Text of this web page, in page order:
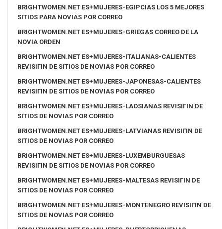
BRIGHTWOMEN.NET ES+MUJERES-EGIPCIAS LOS 5 MEJORES
SITIOS PARA NOVIAS POR CORREO
BRIGHTWOMEN.NET ES+MUJERES-GRIEGAS CORREO DE LA
NOVIA ORDEN
BRIGHTWOMEN.NET ES+MUJERES-ITALIANAS-CALIENTES
REVISIГІN DE SITIOS DE NOVIAS POR CORREO
BRIGHTWOMEN.NET ES+MUJERES-JAPONESAS-CALIENTES
REVISIГІN DE SITIOS DE NOVIAS POR CORREO
BRIGHTWOMEN.NET ES+MUJERES-LAOSIANAS REVISIГІN DE
SITIOS DE NOVIAS POR CORREO
BRIGHTWOMEN.NET ES+MUJERES-LATVIANAS REVISIГІN DE
SITIOS DE NOVIAS POR CORREO
BRIGHTWOMEN.NET ES+MUJERES-LUXEMBURGUESAS
REVISIГІN DE SITIOS DE NOVIAS POR CORREO
BRIGHTWOMEN.NET ES+MUJERES-MALTESAS REVISIГІN DE
SITIOS DE NOVIAS POR CORREO
BRIGHTWOMEN.NET ES+MUJERES-MONTENEGRO REVISIГІN DE
SITIOS DE NOVIAS POR CORREO